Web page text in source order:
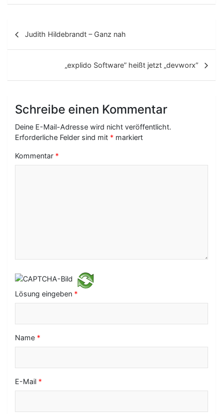
t
a
g
a
n
Judith Hildebrandt – Ganz nah
„explido Software” heißt jetzt „devworx”
Schreibe einen Kommentar
Deine E-Mail-Adresse wird nicht veröffentlicht.
Erforderliche Felder sind mit * markiert
Kommentar *
Lösung eingeben *
Name *
E-Mail *